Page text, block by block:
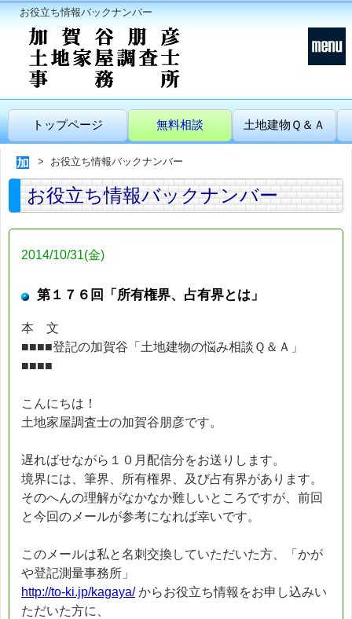
お役立ち情報バックナンバー
トップページ 無料相談 土地建物Ｑ＆Ａ
お役立ち情報バックナンバー
お役立ち情報バックナンバー
2014/10/31(金)
第１７６回「所有権界、占有界とは」
本 文
■■■■登記の加賀谷「土地建物の悩み相談Ｑ＆Ａ」
■■■■
こんにちは！
土地家屋調査士の加賀谷朋彦です。
遅ればせながら１０月配信分をお送りします。
境界には、筆界、所有権界、及び占有界があります。
そのへんの理解がなかなか難しいところですが、前回
と今回のメールが参考になれば幸いです。
このメールは私と名刺交換していただいた方、「かが
や登記測量事務所」
http://to-ki.jp/kagaya/からお役立ち情報をお申し込みい
ただいた方に、